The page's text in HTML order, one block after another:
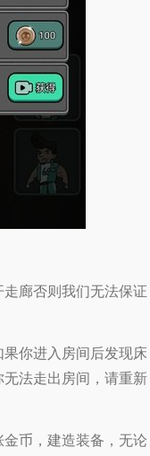
廊否则我们无法保证
你进入房间后发现床
法走出房间，请重新
币，建造装备，无论